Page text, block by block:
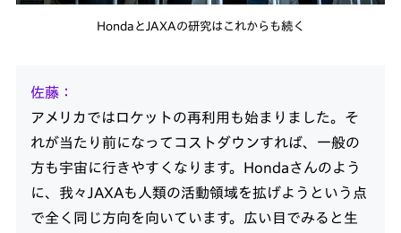
HondaとJAXAの研究はこれからも続く
佐藤
アメリカではロケットの再利用も始まりました。そ
れが当たり前になってコストダウンすれば、一般の
方も宇宙に行きやすくなります。Hondaさんのよう
に、我々JAXAも人類の活動領域を拡げようという点
で全く同じ方向を向いています。広い目でみると生